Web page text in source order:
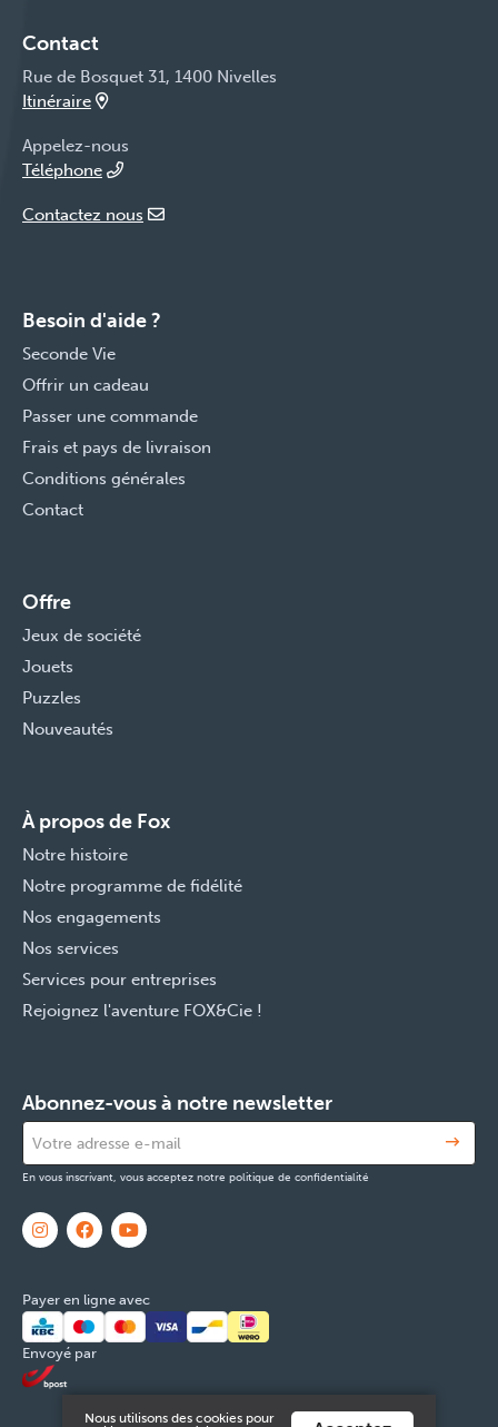
Contact
Rue de Bosquet 31, 1400 Nivelles
Itinéraire
Appelez-nous
Téléphone
Contactez nous
Besoin d'aide ?
Seconde Vie
Offrir un cadeau
Passer une commande
Frais et pays de livraison
Conditions générales
Contact
Offre
Jeux de société
Jouets
Puzzles
Nouveautés
À propos de Fox
Notre histoire
Notre programme de fidélité
Nos engagements
Nos services
Services pour entreprises
Rejoignez l'aventure FOX&Cie !
Abonnez-vous à notre newsletter
En vous inscrivant, vous acceptez notre politique de confidentialité
Payer en ligne avec
Envoyé par
Nous utilisons des cookies pour